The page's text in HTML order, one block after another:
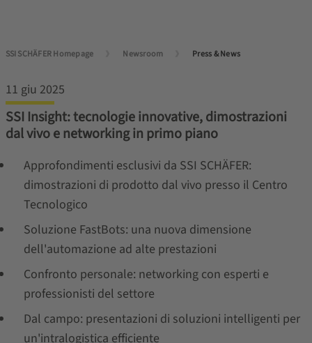
SSI SCHÄFER Homepage Newsroom Press & News
11 giu 2025
SSI Insight: tecnologie innovative, dimostrazioni
dal vivo e networking in primo piano
Approfondimenti esclusivi da SSI SCHÄFER:
dimostrazioni di prodotto dal vivo presso il Centro
Tecnologico
Soluzione FastBots: una nuova dimensione
dell'automazione ad alte prestazioni
Confronto personale: networking con esperti e
professionisti del settore
Dal campo: presentazioni di soluzioni intelligenti per
un'intralogistica efficiente